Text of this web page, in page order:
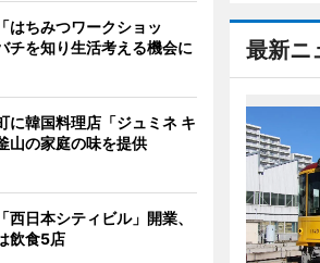
最新ニ
はちみつワークショッ
を知り生活考える機会に
に韓国料理店「ジュミネ キ
の家庭の味を提供
西日本シティビル」開業、
飲食5店